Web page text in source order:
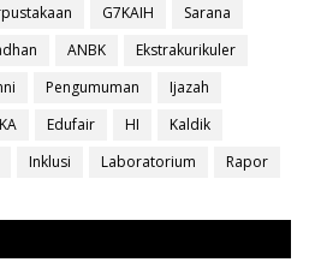
G7KAIH
Sarana
ANBK
Ekstrakurikuler
Pengumuman
Ijazah
Edufair HI
Kaldik
Inklusi Laboratorium Rapor